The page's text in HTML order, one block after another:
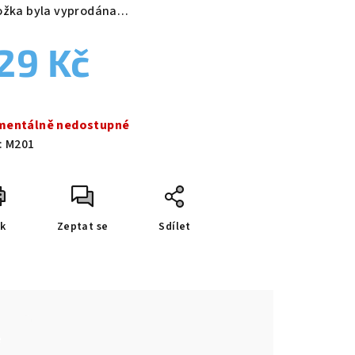
byla vyprodána…
Kč
nedostupné
M201
Zeptat se Sdílet